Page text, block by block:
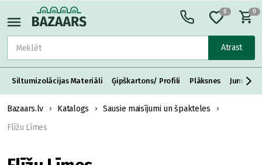
Atrast
0 0
Siltumizolācijas Materiāli Ģipškartons/ Profili Plāksnes Jumta
Bazaars.lv Katalogs
Sausie maisījumi un špakteles
Flīžu Līmes